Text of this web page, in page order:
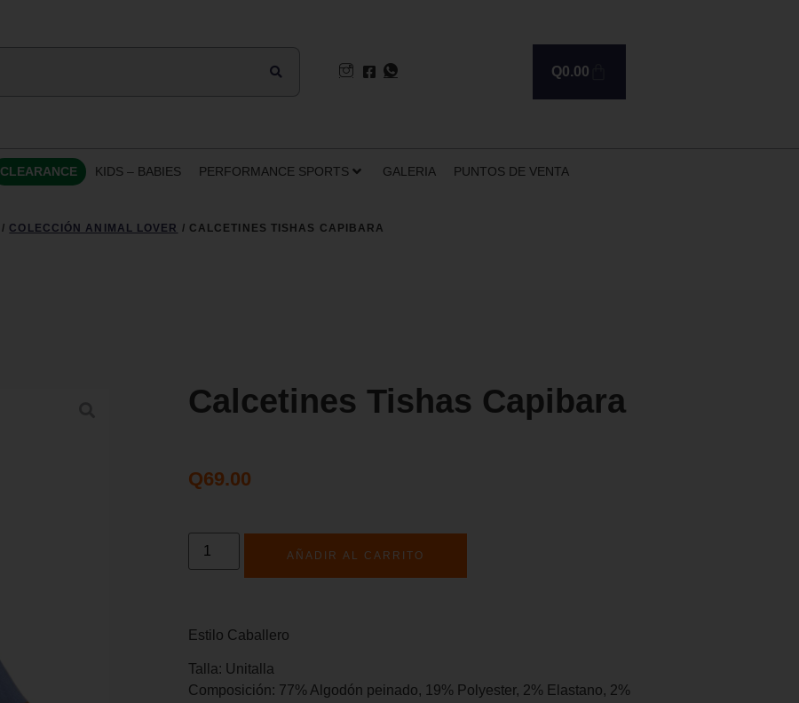
Q0.00
CLEARANCE KIDS – BABIES PERFORMANCE SPORTS GALERIA PUNTOS DE VENTA
/ COLECCIÓN ANIMAL LOVER / CALCETINES TISHAS CAPIBARA
Calcetines Tishas Capibara
Q69.00
AÑADIR AL CARRITO
Estilo Caballero
Talla: Unitalla
Composición: 77% Algodón peinado, 19% Polyester, 2% Elastano, 2%